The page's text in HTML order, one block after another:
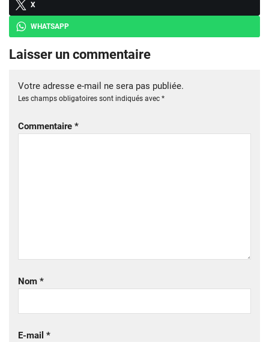
X
WHATSAPP
Laisser un commentaire
Votre adresse e-mail ne sera pas publiée.
Les champs obligatoires sont indiqués avec *
Commentaire *
Nom *
E-mail *